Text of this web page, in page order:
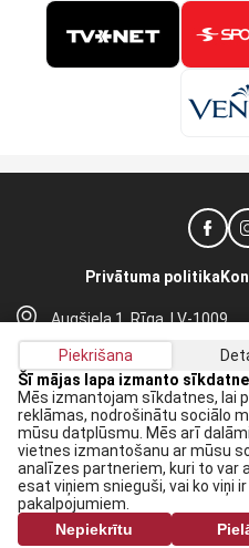
Augšiela 1, Rīga, LV-1009
lhf@lhf.lv
+371 67565614
Privātuma politika
Saņem jaunākās ziņas savā E-
Piekrītu savaidatu apstrādei
Piekrišana
Šī mājas lapa izmanto
Mēs izmantojam sīkdatnes, lai
reklāmas, nodrošinātu sociālo
mūsu datplūsmu. Mēs arī
vietnes izmantošanu ar mūsu
analīzes partneriem, kuri to var
esat viņiem snieguši, vai ko viņi
pakalpojumiem.
Nepiekrītu